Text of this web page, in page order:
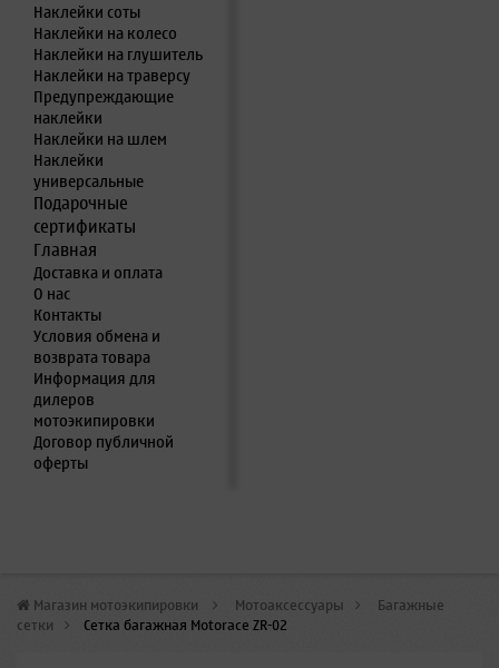
Наклейки соты
Наклейки на колесо
Наклейки на глушитель
Наклейки на траверсу
Предупреждающие
наклейки
Наклейки на шлем
Наклейки
универсальные
Подарочные
сертификаты
Главная
Доставка и оплата
О нас
Контакты
Условия обмена и
возврата товара
Информация для
дилеров
мотоэкипировки
Договор публичной
оферты
Магазин мотоэкипировки > Мотоаксессуары > Багажные
сетки > Сетка багажная Motorace ZR-02